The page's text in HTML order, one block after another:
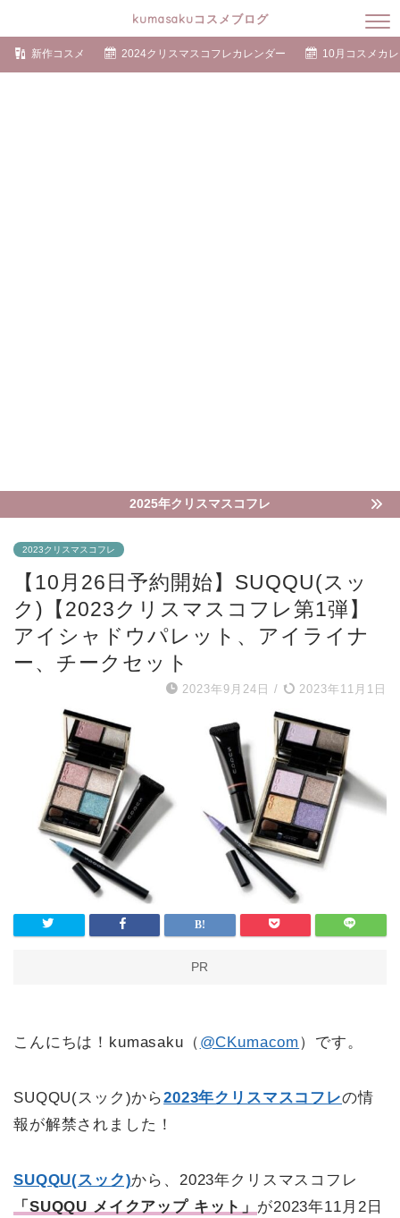
kumasakuコスメブログ
新作コスメ 2024クリスマスコフレカレンダー 10月コスメカ
2025年クリスマスコフレ
2023クリスマスコフレ
【10月26日予約開始】SUQQU(スッ
ク)【2023クリスマスコフレ第1弾】
アイシャドウパレット、アイライナ
ー、チークセット
2023年9月24日 / 2023年11月1日
PR
こんにちは！kumasaku（ @CKumacom ）です。
SUQQU(スック)から2023年クリスマスコフレの情
報が解禁されました！
SUQQU(スック)から、2023年クリスマスコフレ
「SUQQU メイクアップ キット」 が2023年11月2日